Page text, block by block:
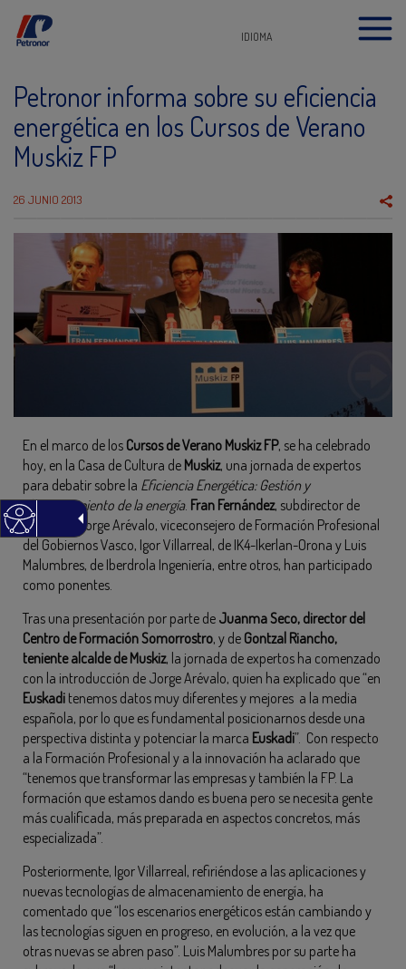
IDIOMA
Petronor informa sobre su eficiencia
energética en los Cursos de Verano
Muskiz FP
26 JUNIO 2013
En el marco de los Cursos de Verano Muskiz FP, se ha celebrado
hoy, en la Casa de Cultura de Muskiz, una jornada de expertos
para debatir sobre la Eficiencia Energética: Gestión y
almacenamiento de la energía. Fran Fernández, subdirector de
Petronor
, Jorge Arévalo, viceconsejero de Formación Profesional
del Gobiernos Vasco, Igor Villarreal, de IK4-Ikerlan-Orona y Luis
Malumbres, de Iberdrola Ingeniería, entre otros, han participado
como ponentes.
Tras una presentación por parte de Juanma Seco, director del
Centro de Formación Somorrostro, y de Gontzal Riancho,
teniente alcalde de Muskiz, la jornada de expertos ha comenzado
con la introducción de Jorge Arévalo, quien ha explicado que “en
Euskadi tenemos datos muy diferentes y mejores a la media
española, por lo que es fundamental posicionarnos desde una
perspectiva distinta y potenciar la marca Euskadi”. Con respecto
a la Formación Profesional y a la innovación ha aclarado que
“tenemos que transformar las empresas y también la FP. La
formación que estamos dando es buena pero se necesita gente
más cualificada, más preparada en aspectos concretos, más
especializada”.
Posteriormente, Igor Villarreal, refiriéndose a las aplicaciones y
nuevas tecnologías de almacenamiento de energía, ha
comentado que “los escenarios energéticos están cambiando y
las tecnologías siguen en progreso, en evolución, a la vez que
otras nuevas se abren paso”. Luis Malumbres por su parte ha